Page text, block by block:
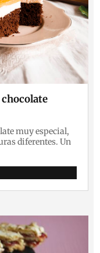
muy especial,
diferentes. Un